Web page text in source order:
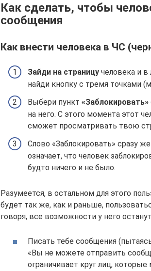
Как сделать, чтобы
сообщения
Как внести человека в ЧС
Зайди на страницу человека и в
найди кнопку с тремя точками
Выбери пункт «Заблокировать»
на него. С этого момента этот
сможет просматривать твою
Слово «Заблокировать» сразу
означает, что человек
будто ничего и не было.
Разумеется, в остальном для этого
будет так же, как и раньше,
говоря, все возможности у него
Писать тебе сообщения
«Вы не можете отправить
ограничивает круг лиц,